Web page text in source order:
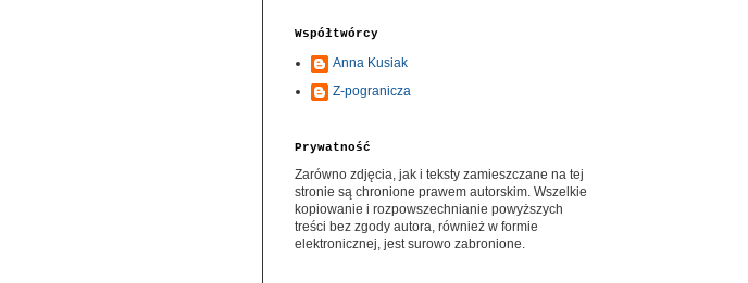
Współtwórcy
Anna Kusiak
Z-pogranicza
Prywatność
Zarówno zdjęcia, jak i teksty zamieszczane na tej
stronie są chronione prawem autorskim. Wszelkie
kopiowanie i rozpowszechnianie powyższych
treści bez zgody autora, również w formie
elektronicznej, jest surowo zabronione.